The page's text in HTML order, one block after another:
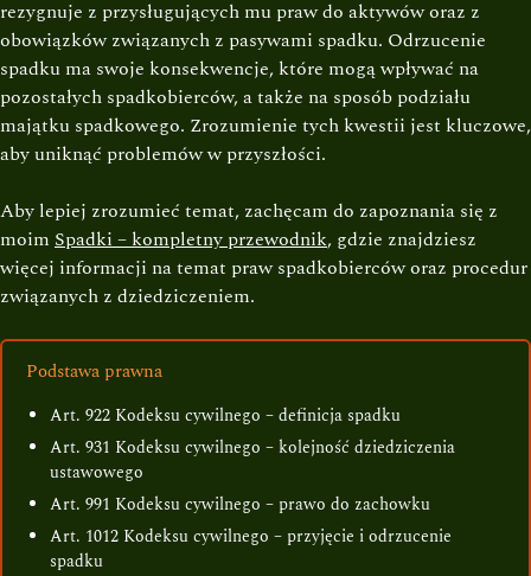
rezygnuje z przysługujących mu praw do aktywów oraz z
obowiązków związanych z pasywami spadku. Odrzucenie
spadku ma swoje konsekwencje, które mogą wpływać na
pozostałych spadkobierców, a także na sposób podziału
majątku spadkowego. Zrozumienie tych kwestii jest kluczowe,
aby uniknąć problemów w przyszłości.
Aby lepiej zrozumieć temat, zachęcam do zapoznania się z
moim Spadki – kompletny przewodnik, gdzie znajdziesz
więcej informacji na temat praw spadkobierców oraz procedur
związanych z dziedziczeniem.
Podstawa prawna
Art. 922 Kodeksu cywilnego – definicja spadku
Art. 931 Kodeksu cywilnego – kolejność dziedziczenia
ustawowego
Art. 991 Kodeksu cywilnego – prawo do zachowku
Art. 1012 Kodeksu cywilnego – przyjęcie i odrzucenie
spadku